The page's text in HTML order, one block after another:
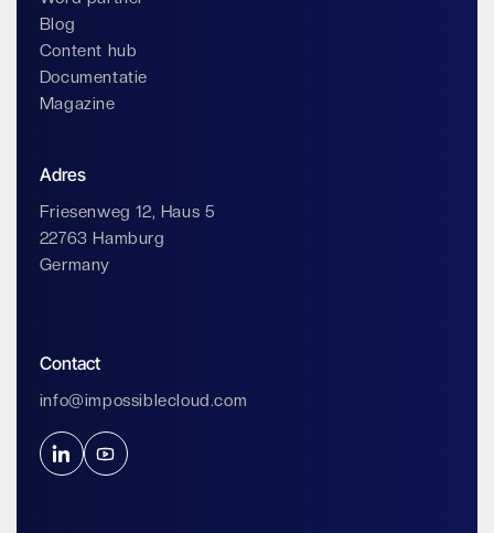
Blog
Content hub
Documentatie
Magazine
Adres
Friesenweg 12, Haus 5
22763 Hamburg
Germany
Contact
info@impossiblecloud.com